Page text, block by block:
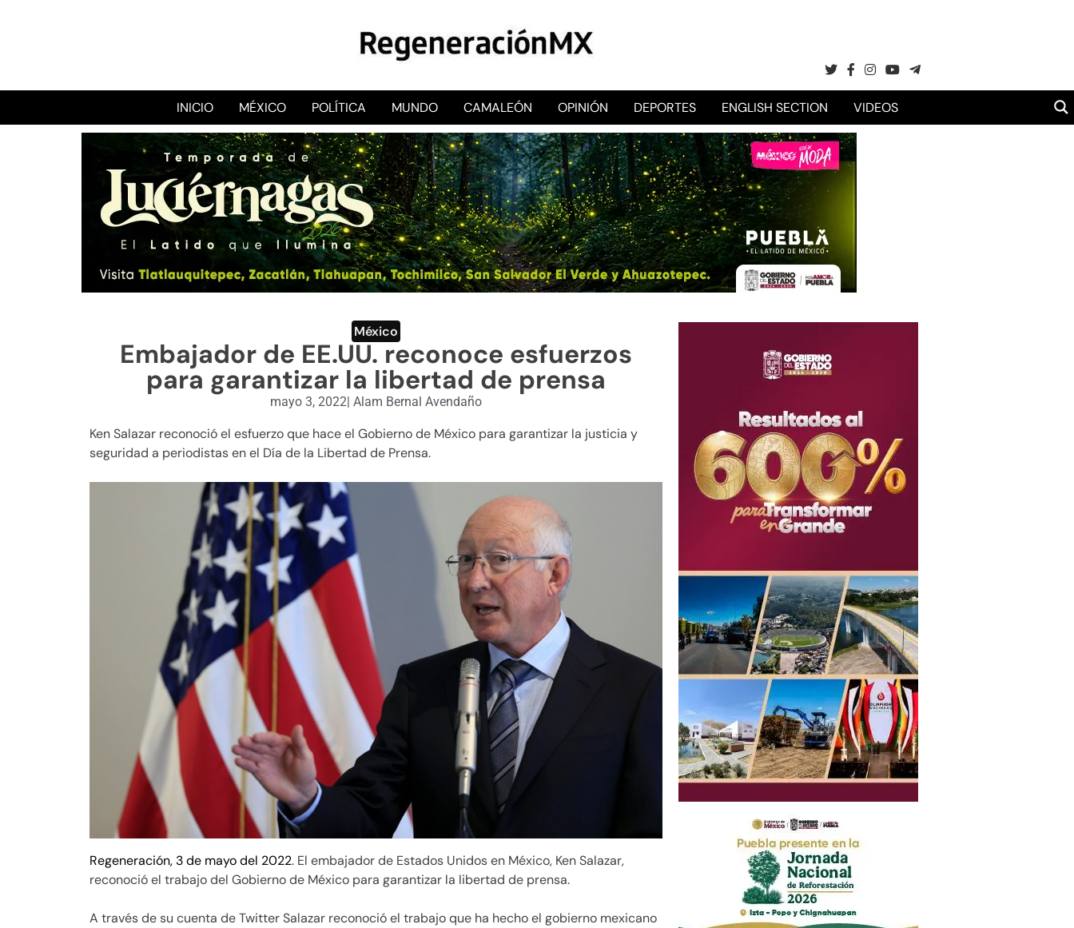
RegeneraciónMX
Sitio de noticias libre e independiente
INICIO MÉXICO POLÍTICA MUNDO CAMALEÓN OPINIÓN DEPORTES ENGLISH SECTION VIDEOS
México
Embajador de EE.UU. reconoce esfuerzos
para garantizar la libertad de prensa
mayo 3, 2022| Alam Bernal Avendaño
Ken Salazar reconoció el esfuerzo que hace el Gobierno de México para garantizar la justicia y
seguridad a periodistas en el Día de la Libertad de Prensa.
Regeneración, 3 de mayo del 2022. El embajador de Estados Unidos en México, Ken Salazar,
reconoció el trabajo del Gobierno de México para garantizar la libertad de prensa.
A través de su cuenta de Twitter Salazar reconoció el trabajo que ha hecho el gobierno mexicano